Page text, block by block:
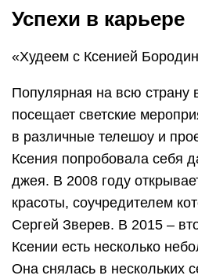
Успехи в карьере
«Худеем с Ксенией
Популярная на всю страну
посещает светские
в различные телешоу и
Ксения попробовала себя
джея. В 2008 году
красоты, соучредителем
Сергей Зверев. В 2015 –
Ксении есть несколько
Она снялась в нескольких